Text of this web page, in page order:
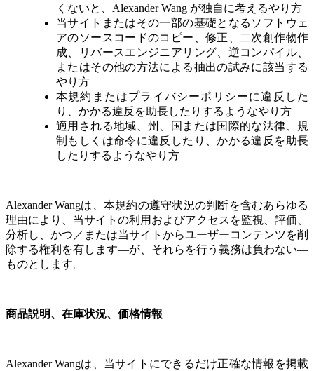
くないと、 Alexander Wang が独自に考えるやり方
当サイトまたはその一部の基礎となるソフトウェ
アのソースコードのコピー、修正、二次創作物作
成、リバースエンジニアリング、逆コンパイル、
またはその他の方法による抽出の試みに該当する
やり方
本規約またはプライバシーポリシーに違反した
り、かかる違反を助長したりするようなやり方
適用される地域、州、国または国際的な法律、規
制もしくは命令に違反したり、かかる違反を助長
したりするようなやり方
Alexander Wangは、本規約の遵守状況の判断を含むあらゆる
理由により、当サイトの利用およびアクセスを監視、評価、
分析し、かつ／または当サイトからユーザーコンテンツを削
除する権利を有します—が、それらを行う義務は負わない—
ものとします。
商品説明、在庫状況、価格情報
Alexander Wangは、当サイトにできるだけ正確な情報を掲載